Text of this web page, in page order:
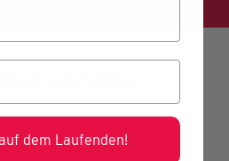
service
& Lieferung
dem Laufenden!